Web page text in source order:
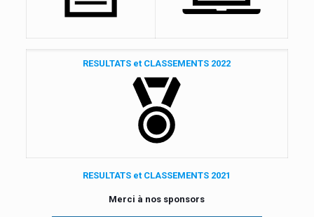
RESULTATS et CLASSEMENTS 2022
RESULTATS et CLASSEMENTS 2021
Merci à nos sponsors